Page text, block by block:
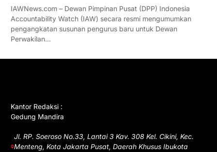
IAWNews.com – Dewan Pimpinan Pusat (DPP) Indonesia
Accountability Watch (IAW) secara resmi mengumumkan
pengangkatan susunan pengurus baru untuk Dewan
Perwakilan…
Kantor Redaksi :
Gedung Mandira
Jl. RP. Soeroso No.33, Lantai 3 Kav. 308 Kel. Cikini, Kec.
Menteng, Kota Jakarta Pusat, Daerah Khusus Ibukota